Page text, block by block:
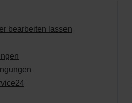
bearbeiten lassen